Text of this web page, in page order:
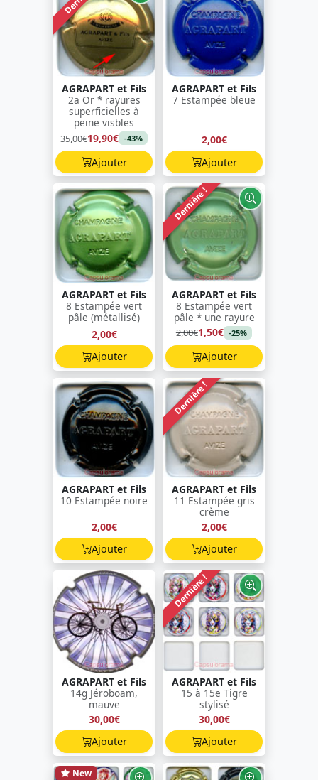
AGRAPART et Fils
2a Or * rayures
superficielles à
peine visbles
35,00€19,90€ -43%
Ajouter
AGRAPART et Fils
7 Estampée bleue
2,00€
Ajouter
AGRAPART et Fils
8 Estampée vert
pâle (métallisé)
2,00€
Ajouter
Dernière !
AGRAPART et Fils
8 Estampée vert
pâle * une rayure
2,00€1,50€ -25%
Ajouter
AGRAPART et Fils
10 Estampée noire
2,00€
Ajouter
Dernière !
AGRAPART et Fils
11 Estampée gris
crème
2,00€
Ajouter
AGRAPART et Fils
14g Jéroboam,
mauve
30,00€
Ajouter
Dernière !
AGRAPART et Fils
15 à 15e Tigre
stylisé
30,00€
Ajouter
New